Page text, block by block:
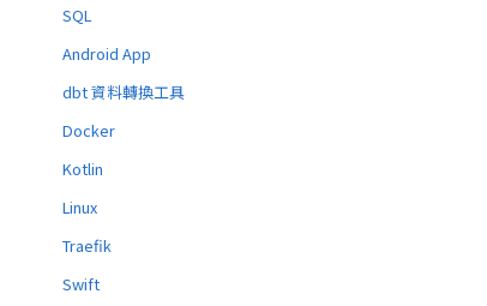
SQL
Android App
dbt 資料轉換工具
Docker
Kotlin
Linux
Traefik
Swift